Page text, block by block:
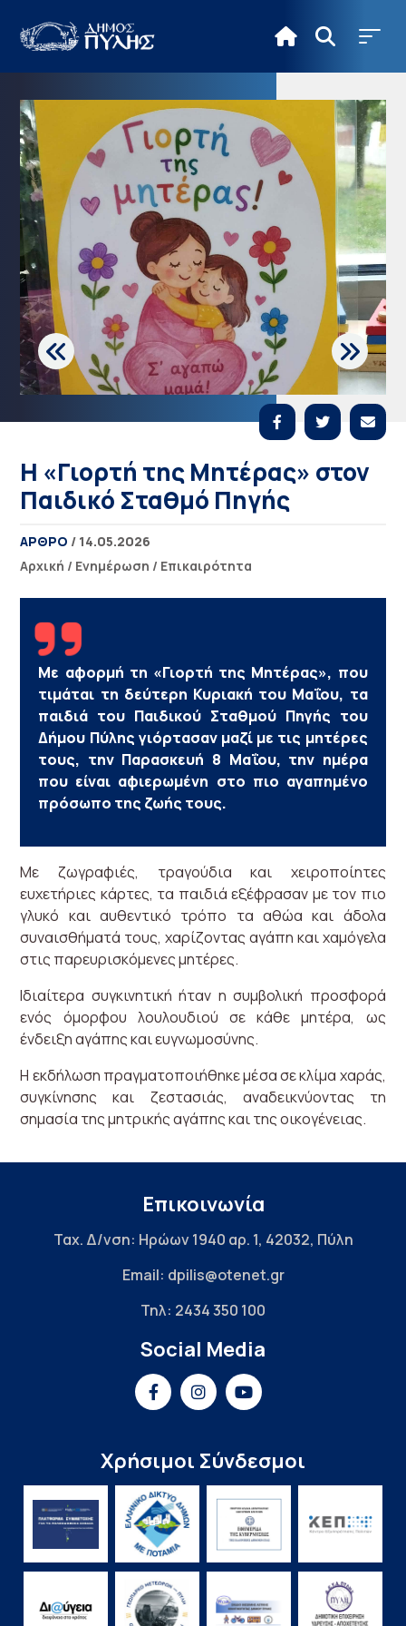
Η «Γιορτή της Μητέρας» στον
Παιδικό Σταθμό Πηγής
ΑΡΘΡΟ / 14.05.2026
Αρχική / Ενημέρωση / Επικαιρότητα
Με αφορμή τη «Γιορτή της Μητέρας», που
τιμάται τη δεύτερη Κυριακή του Μαΐου, τα
παιδιά του Παιδικού Σταθμού Πηγής του
Δήμου Πύλης γιόρτασαν μαζί με τις μητέρες
τους, την Παρασκευή 8 Μαΐου, την ημέρα
που είναι αφιερωμένη στο πιο αγαπημένο
πρόσωπο της ζωής τους.
Με ζωγραφιές, τραγούδια και χειροποίητες
ευχετήριες κάρτες, τα παιδιά εξέφρασαν με τον πιο
γλυκό και αυθεντικό τρόπο τα αθώα και άδολα
συναισθήματά τους, χαρίζοντας αγάπη και χαμόγελα
στις παρευρισκόμενες μητέρες.
Ιδιαίτερα συγκινητική ήταν η συμβολική προσφορά
ενός όμορφου λουλουδιού σε κάθε μητέρα, ως
ένδειξη αγάπης και ευγνωμοσύνης.
Η εκδήλωση πραγματοποιήθηκε μέσα σε κλίμα χαράς,
συγκίνησης και ζεστασιάς, αναδεικνύοντας τη
σημασία της μητρικής αγάπης και της οικογένειας.
Επικοινωνία
Ταχ. Δ/νση: Ηρώων 1940 αρ. 1, 42032, Πύλη
Email: dpilis@otenet.gr
Τηλ: 2434 350 100
Social Media
Χρήσιμοι Σύνδεσμοι